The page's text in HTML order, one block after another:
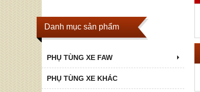
Danh mục sản phẩm
PHỤ TÙNG XE FAW
PHỤ TÙNG XE KHÁC